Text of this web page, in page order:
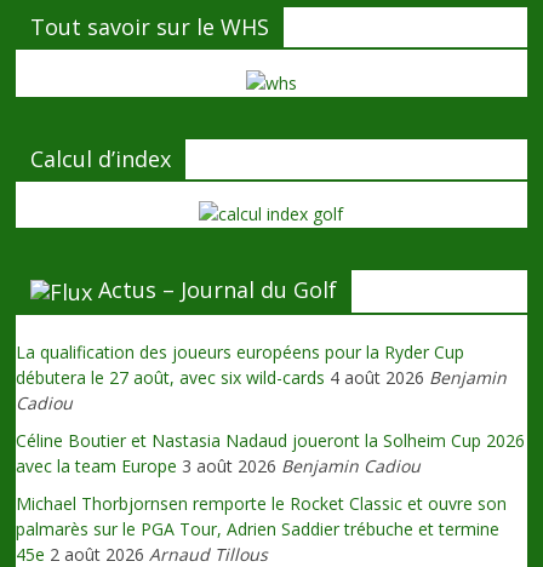
Tout savoir sur le WHS
Calcul d’index
Actus – Journal du Golf
La qualification des joueurs européens pour la Ryder Cup
débutera le 27 août, avec six wild-cards 4 août 2026 Benjamin
Cadiou
Céline Boutier et Nastasia Nadaud joueront la Solheim Cup 2026
avec la team Europe 3 août 2026 Benjamin Cadiou
Michael Thorbjornsen remporte le Rocket Classic et ouvre son
palmarès sur le PGA Tour, Adrien Saddier trébuche et termine
45e 2 août 2026 Arnaud Tillous